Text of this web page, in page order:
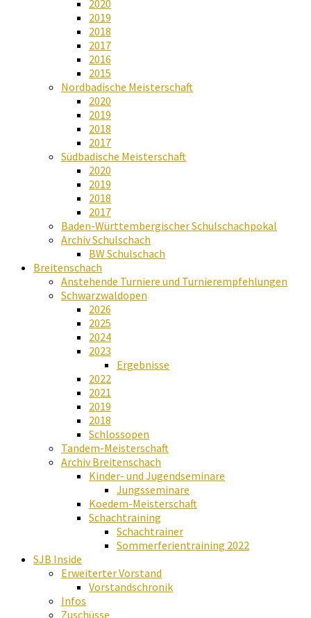
2020
2019
2018
2017
2016
2015
Nordbadische Meisterschaft
2020
2019
2018
2017
Südbadische Meisterschaft
2020
2019
2018
2017
Baden-Württembergischer Schulschachpokal
Archiv Schulschach
BW Schulschach
Breitenschach
Anstehende Turniere und Turnierempfehlungen
Schwarzwaldopen
2026
2025
2024
2023
Ergebnisse
2022
2021
2019
2018
Schlossopen
Tandem-Meisterschaft
Archiv Breitenschach
Kinder- und Jugendseminare
Jungsseminare
Koedem-Meisterschaft
Schachtraining
Schachtrainer
Sommerferientraining 2022
SJB Inside
Erweiterter Vorstand
Vorstandschronik
Infos
Zuschüsse